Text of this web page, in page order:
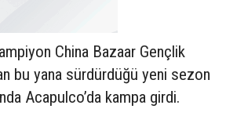
China Bazaar Gençlik
bu yana sürdürdüğü yeni sezon
Acapulco’da kampa girdi.